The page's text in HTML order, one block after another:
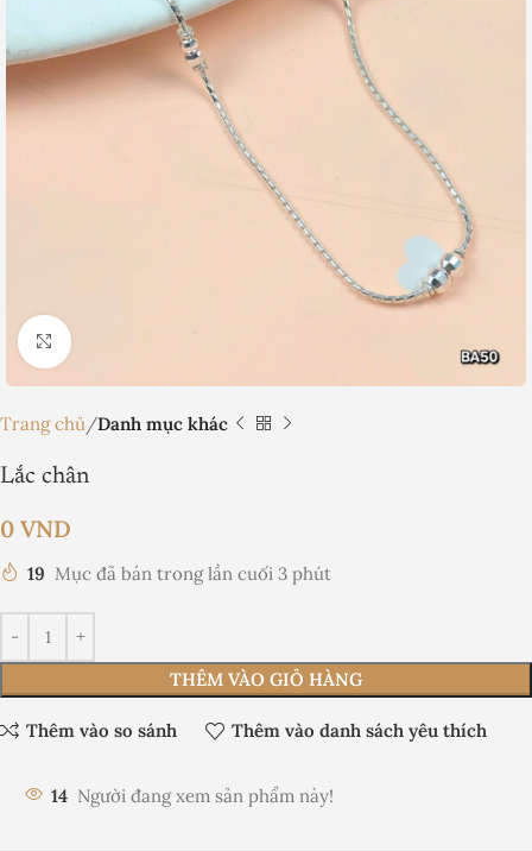
Nhấp để phóng to
Trang chủ Danh mục khác
Lắc chân
0 VND
19 Mục đã bán trong lần cuối 3 phút
THÊM VÀO GIỎ HÀNG
Thêm vào so sánh Thêm vào danh sách yêu thích
14 Người đang xem sản phẩm này!